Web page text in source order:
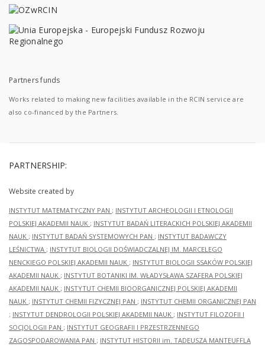
Partners funds
Works related to making new facilities available in the RCIN service are
also co-financed by the Partners.
PARTNERSHIP:
Website created by
INSTYTUT MATEMATYCZNY PAN ; INSTYTUT ARCHEOLOGII I ETNOLOGII
POLSKIEJ AKADEMII NAUK ; INSTYTUT BADAŃ LITERACKICH POLSKIEJ AKADEMII
NAUK ; INSTYTUT BADAŃ SYSTEMOWYCH PAN ; INSTYTUT BADAWCZY
LEŚNICTWA ; INSTYTUT BIOLOGII DOŚWIADCZALNEJ IM. MARCELEGO
NENCKIEGO POLSKIEJ AKADEMII NAUK ; INSTYTUT BIOLOGII SSAKÓW POLSKIEJ
AKADEMII NAUK ; INSTYTUT BOTANIKI IM. WŁADYSŁAWA SZAFERA POLSKIEJ
AKADEMII NAUK ; INSTYTUT CHEMII BIOORGANICZNEJ POLSKIEJ AKADEMII
NAUK ; INSTYTUT CHEMII FIZYCZNEJ PAN ; INSTYTUT CHEMII ORGANICZNEJ PAN
; INSTYTUT DENDROLOGII POLSKIEJ AKADEMII NAUK ; INSTYTUT FILOZOFII I
SOCJOLOGII PAN ; INSTYTUT GEOGRAFII I PRZESTRZENNEGO
ZAGOSPODAROWANIA PAN ; INSTYTUT HISTORII im. TADEUSZA MANTEUFFLA